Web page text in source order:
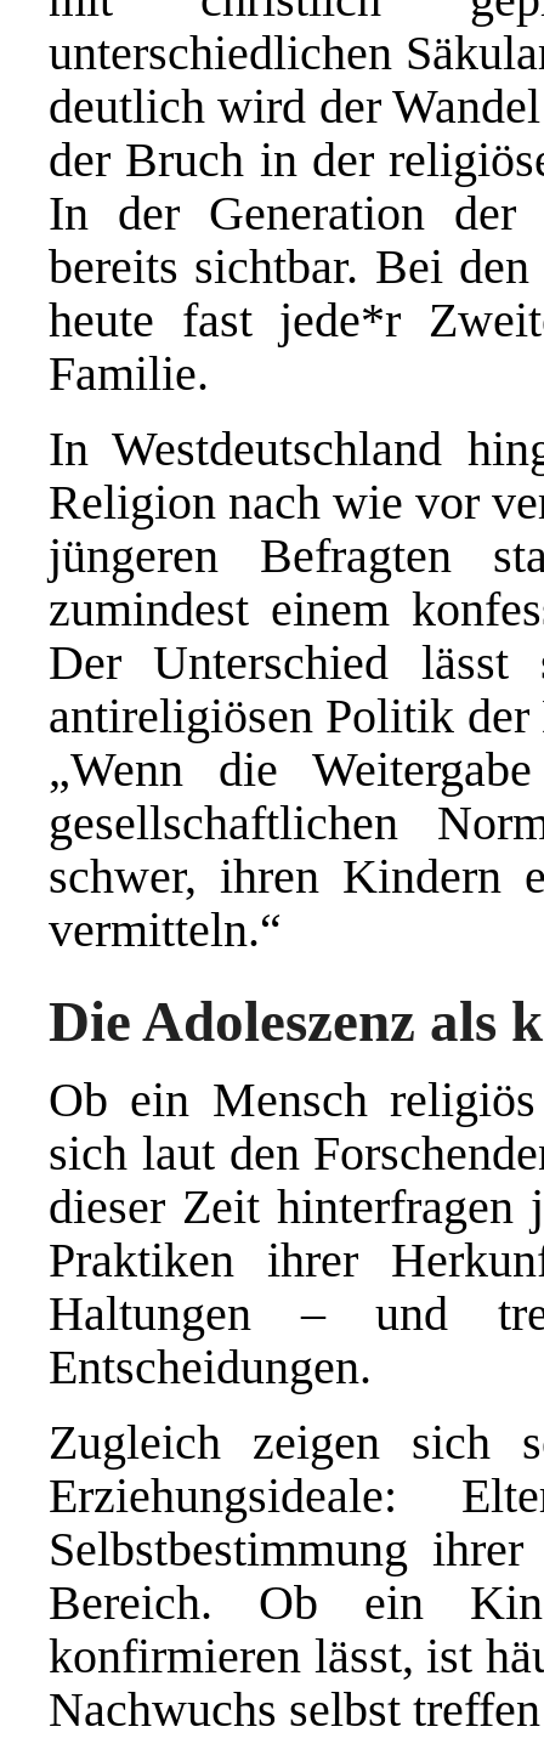
unterschiedlichen
deutlich wird der
der Bruch in der
In der Generation
bereits sichtbar. Bei
heute fast jede*r
Familie.
In Westdeutschland
Religion nach wie vor
jüngeren Befragten
zumindest einem
Der Unterschied
antireligiösen Politik
„Wenn die
gesellschaftlichen
schwer, ihren Kindern
vermitteln.“
Die Adoleszenz als
Ob ein Mensch
sich laut den
dieser Zeit hinterfragen
Praktiken ihrer
Haltungen – und
Entscheidungen.
Zugleich zeigen sich
Erziehungsideale:
Selbstbestimmung
Bereich. Ob ein
konfirmieren lässt, ist
Nachwuchs selbst